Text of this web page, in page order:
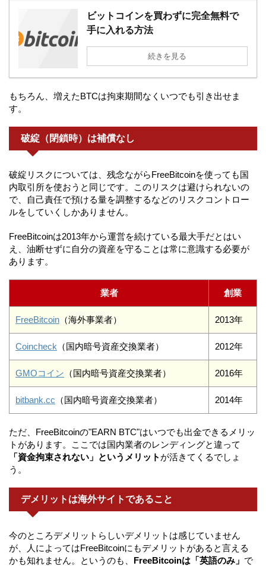
ビットコインを買わずに完全無料で
手に入れる方法
続きを見る
もちろん、増えたBTCは拘束期間なくいつでも引き出せま
す。
破綻（閉鎖時）は補償なし
破綻リスクについては、残念ながらFreeBitcoinを使っても国
内取引所を使おうと同じです。このリスクは避けられないの
で、自己責任で預ける量を調整するなどのリスクコントロー
ルをしていくしかありません。
FreeBitcoinは2013年から運営を続けている最大手だとはい
え、油断せずに自分の資産を守ることは常に意識する必要が
あります。
業者 創業
FreeBitcoin （海外事業者） 2013年
Coincheck （国内暗号資産交換業者） 2012年
GMOコイン （国内暗号資産交換業者） 2016年
bitbank.cc （国内暗号資産交換業者） 2014年
ただ、FreeBitcoinの"EARN BTC"はいつでも出金できるメリッ
トがあります。ここでは国内業者のレンディングと違って
「資金拘束されない」というメリット が活きてくるでしょ
う。
デメリットは海外サイトであること
今のところデメリットらしいデメリットは感じていません
が、人によってはFreeBitcoinにもデメリットがあると言える
かも知れません。というのも、 FreeBitcoinは「英語のみ」 で